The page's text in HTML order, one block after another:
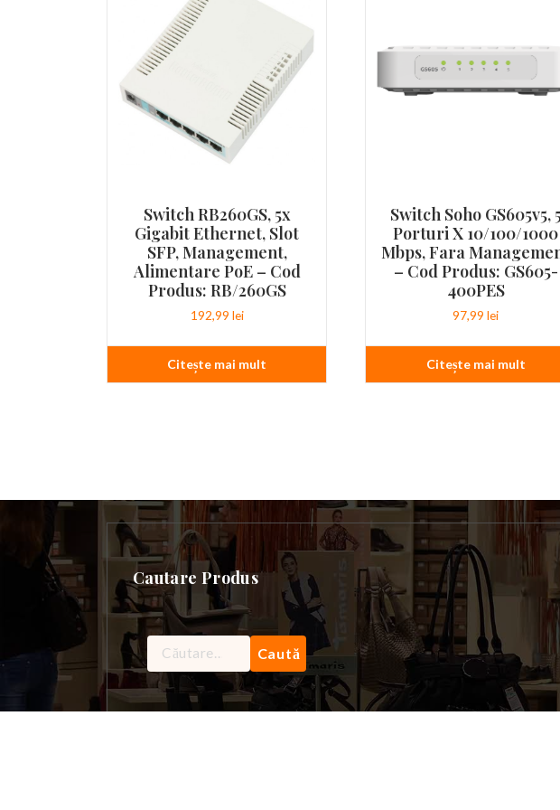
Switch RB260GS, 5x
Gigabit Ethernet, Slot
SFP, Management,
Alimentare PoE – Cod
Produs: RB/260GS
192,99 lei
Citește mai mult
Switch Soho GS605v5,
Porturi X 10/100/1000
Mbps, Fara
– Cod Produs: GS605-
400PES
97,99lei
Citește mai mult
Cautare Produs
Caută
după: